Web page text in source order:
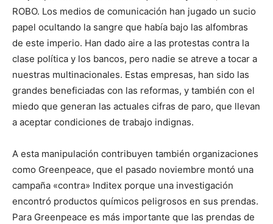
ROBO. Los medios de comunicación han jugado un sucio
papel ocultando la sangre que había bajo las alfombras
de este imperio. Han dado aire a las protestas contra la
clase política y los bancos, pero nadie se atreve a tocar a
nuestras multinacionales. Estas empresas, han sido las
grandes beneficiadas con las reformas, y también con el
miedo que generan las actuales cifras de paro, que llevan
a aceptar condiciones de trabajo indignas.
A esta manipulación contribuyen también organizaciones
como Greenpeace, que el pasado noviembre montó una
campaña «contra» Inditex porque una investigación
encontró productos químicos peligrosos en sus prendas.
Para Greenpeace es más importante que las prendas de